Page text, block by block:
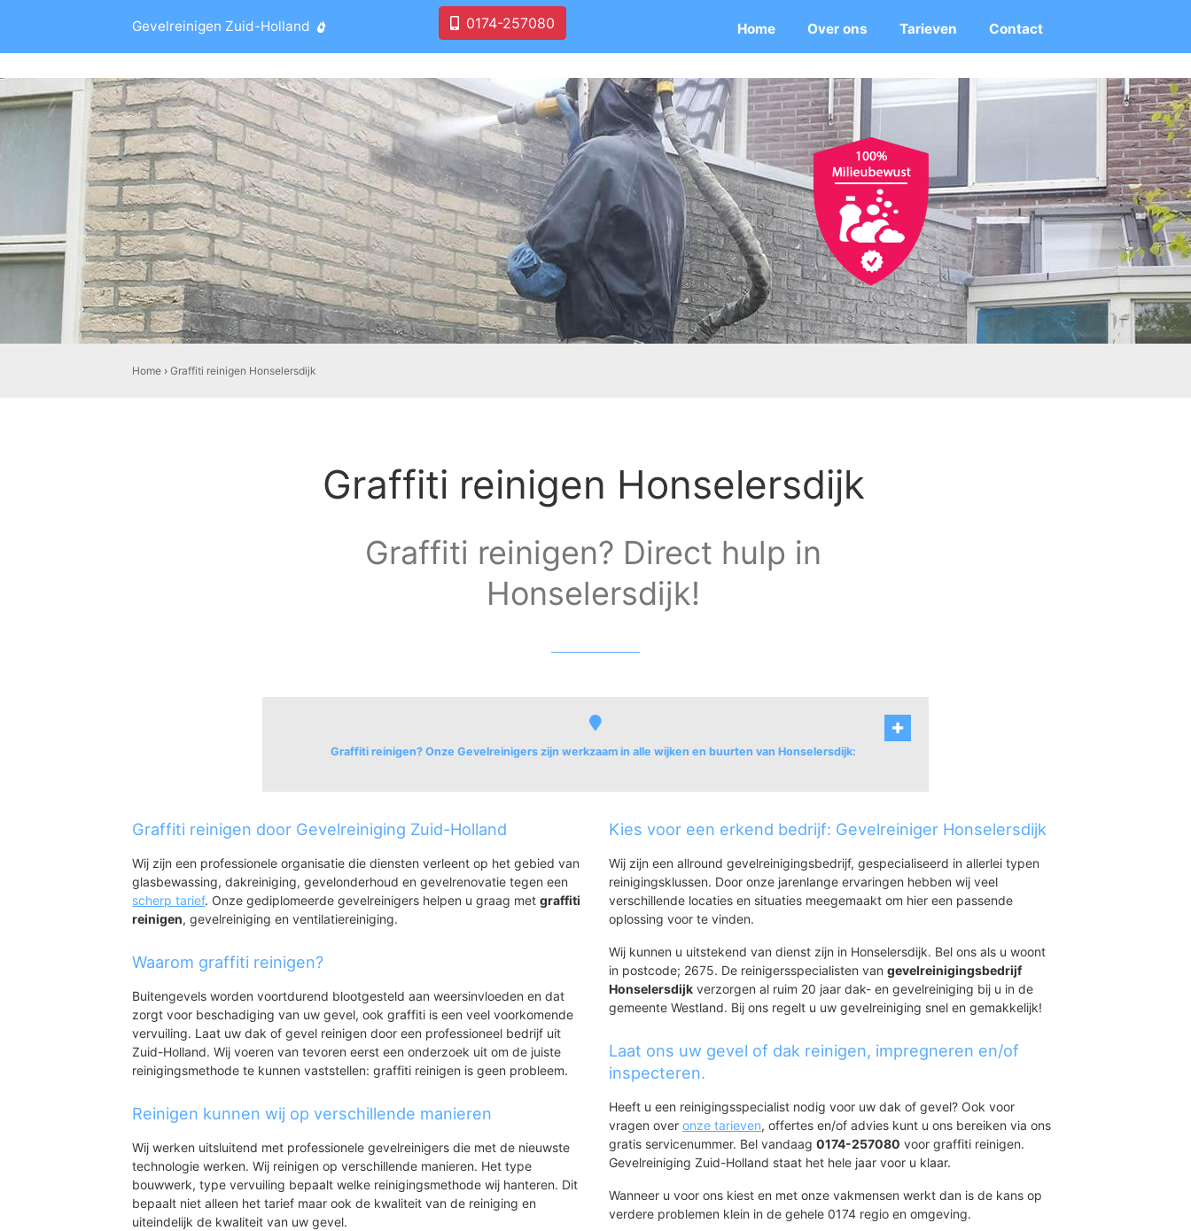
Gevelreinigen Zuid-Holland 0174-257080 Home Over ons Tarieven Contact
Home ›Graffiti reinigen Honselersdijk
Graffiti reinigen Honselersdijk
Graffiti reinigen? Direct hulp in
Honselersdijk!
Graffiti reinigen? Onze Gevelreinigers zijn werkzaam in alle wijken en buurten van Honselersdijk:
Honselersdijk centrum
Vogelwijk
Burgemeesterswijk
Bedrijventerrein Honsel
Achter de Dijk
Bedrijventerrein Bloemenveiling
Graffiti reinigen door Gevelreiniging Zuid-Holland
Wij zijn een professionele organisatie die diensten verleent op het gebied van
glasbewassing, dakreiniging, gevelonderhoud en gevelrenovatie tegen een
scherp tarief. Onze gediplomeerde gevelreinigers helpen u graag metgraffiti
reinigen, gevelreiniging en ventilatiereiniging.
Waarom graffiti reinigen?
Buitengevels worden voortdurend blootgesteld aan weersinvloeden en dat
zorgt voor beschadiging van uw gevel, ook graffiti is een veel voorkomende
vervuiling. Laat uw dak of gevel reinigen door een professioneel bedrijf uit
Zuid-Holland. Wij voeren van tevoren eerst een onderzoek uit om de juiste
reinigingsmethode te kunnen vaststellen: graffiti reinigen is geen probleem.
Reinigen kunnen wij op verschillende manieren
Wij werken uitsluitend met professionele gevelreinigers die met de nieuwste
technologie werken. Wij reinigen op verschillende manieren. Het type
bouwwerk, type vervuiling bepaalt welke reinigingsmethode wij hanteren. Dit
bepaalt niet alleen het tarief maar ook de kwaliteit van de reiniging en
uiteindelijk de kwaliteit van uw gevel.
Kies voor een erkend bedrijf: Gevelreiniger Honselersdijk
Wij zijn een allround gevelreinigingsbedrijf, gespecialiseerd in allerlei typen
reinigingsklussen. Door onze jarenlange ervaringen hebben wij veel
verschillende locaties en situaties meegemaakt om hier een passende
oplossing voor te vinden.
Wij kunnen u uitstekend van dienst zijn in Honselersdijk. Bel ons als u woont
in postcode; 2675. De reinigersspecialisten van gevelreinigingsbedrijf
Honselersdijk verzorgen al ruim 20 jaar dak- en gevelreiniging bij u in de
gemeente Westland. Bij ons regelt u uw gevelreiniging snel en gemakkelijk!
Laat ons uw gevel of dak reinigen, impregneren en/of
inspecteren.
Heeft u een reinigingsspecialist nodig voor uw dak of gevel? Ook voor
vragen over onze tarieven, offertes en/of advies kunt u ons bereiken via ons
gratis servicenummer. Bel vandaag 0174-257080 voor graffiti reinigen.
Gevelreiniging Zuid-Holland staat het hele jaar voor u klaar.
Wanneer u voor ons kiest en met onze vakmensen werkt dan is de kans op
verdere problemen klein in de gehele 0174 regio en omgeving.